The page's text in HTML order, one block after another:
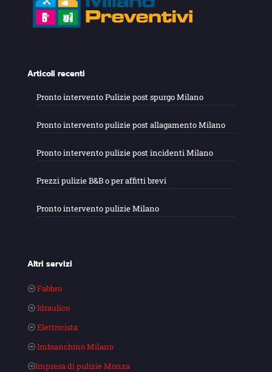
Articoli recenti
Pronto intervento Pulizie post spurgo Milano
Pronto intervento pulizie post allagamento Milano
Pronto intervento pulizie post incidenti Milano
Prezzi pulizie B&B o per affitti brevi
Pronto intervento pulizie Milano
Altri servizi
Fabbro
Idraulico
Elettricista
Imbianchino Milano
Impresa di pulizie Monza